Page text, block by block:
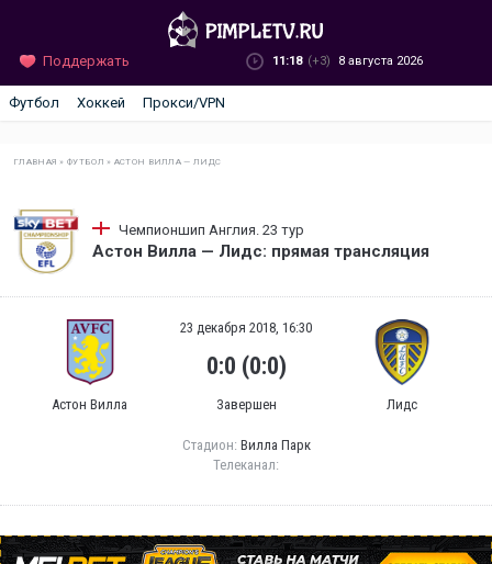
Поддержать 11:18 (+3) 8 августа 2026
Футбол Хоккей Прокси/VPN
ГЛАВНАЯ »ФУТБОЛ » АСТОН ВИЛЛА — ЛИДС
Чемпионшип Англия. 23 тур
Астон Вилла — Лидс: прямая трансляция
Астон Вилла
23 декабря 2018, 16:30
0:0 (0:0)
Завершен Лидс
Стадион: Вилла Парк
Телеканал: